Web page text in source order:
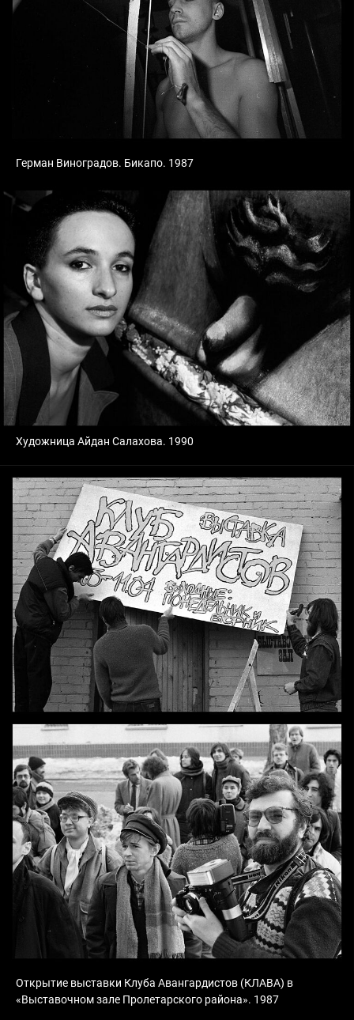
Герман Виноградов. Бикапо. 1987
Художница Айдан Салахова. 1990
Открытие выставки Клуба Авангардистов (КЛАВА) в
«Выставочном зале Пролетарского района». 1987